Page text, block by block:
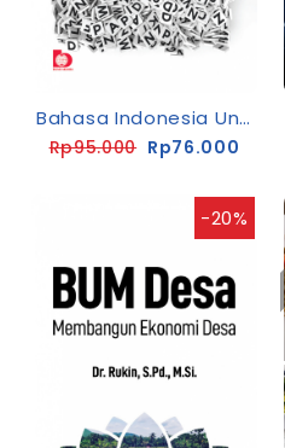
Bahasa Indonesia Untuk Perguruan Tinggi: Berpikir Kritis Dan Komunikasi Ilmiah Berbasis Projek
Rp95.000 Rp76.000
-20%